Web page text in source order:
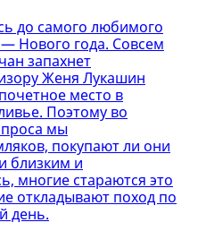
до самого любимого
Нового года. Совсем
запахнет
Женя Лукашин
место в
Поэтому во
мы
покупают ли они
близким и
многие стараются это
откладывают поход по
день.